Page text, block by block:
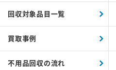
回収対象品目一覧
買取事例
不用品回収の流れ